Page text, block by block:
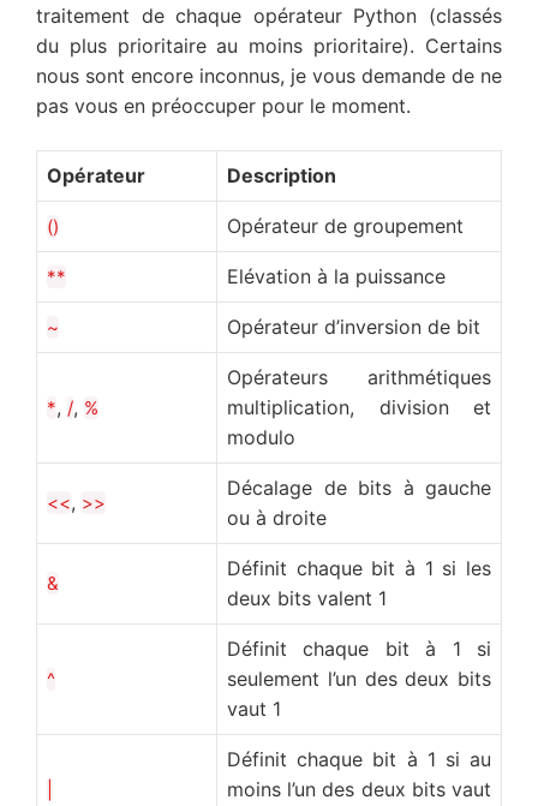
traitement de chaque opérateur Python (classés
du plus prioritaire au moins prioritaire). Certains
nous sont encore inconnus, je vous demande de ne
pas vous en préoccuper pour le moment.
Opérateur Description
() Opérateur de groupement
** Elévation à la puissance
~ Opérateur d’inversion de bit
*, /, %
Opérateurs arithmétiques
multiplication, division et
modulo
<<, >>
Décalage de bits à gauche
ou à droite
&
Définit chaque bit à 1 si les
deux bits valent 1
^
Définit chaque bit à 1 si
seulement l’un des deux bits
vaut 1
Définit chaque bit à 1 si au
moins l’un des deux bits vaut